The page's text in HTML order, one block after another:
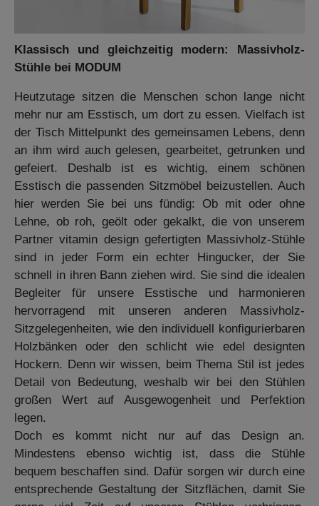
Klassisch und gleichzeitig modern: Massivholz-
Stühle bei MODUM
Heutzutage sitzen die Menschen schon lange nicht
mehr nur am Esstisch, um dort zu essen. Vielfach ist
der Tisch Mittelpunkt des gemeinsamen Lebens, denn
an ihm wird auch gelesen, gearbeitet, getrunken und
gefeiert. Deshalb ist es wichtig, einem schönen
Esstisch die passenden Sitzmöbel beizustellen. Auch
hier werden Sie bei uns fündig: Ob mit oder ohne
Lehne, ob roh, geölt oder gekalkt, die von unserem
Partner vitamin design gefertigten Massivholz-Stühle
sind in jeder Form ein echter Hingucker, der Sie
schnell in ihren Bann ziehen wird. Sie sind die idealen
Begleiter für unsere Esstische und harmonieren
hervorragend mit unseren anderen Massivholz-
Sitzgelegenheiten, wie den individuell konfigurierbaren
Holzbänken oder den schlicht wie edel designten
Hockern. Denn wir wissen, beim Thema Stil ist jedes
Detail von Bedeutung, weshalb wir bei den Stühlen
großen Wert auf Ausgewogenheit und Perfektion
legen.
Doch es kommt nicht nur auf das Design an.
Mindestens ebenso wichtig ist, dass die Stühle
bequem beschaffen sind. Dafür sorgen wir durch eine
entsprechende Gestaltung der Sitzflächen, damit Sie